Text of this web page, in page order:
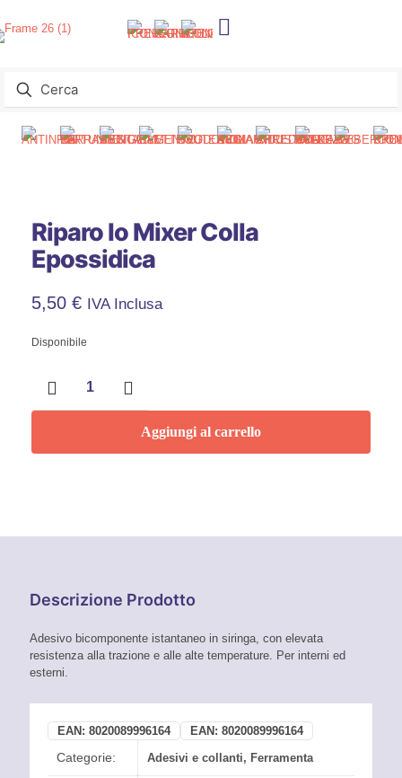
Riparo Io Mixer Colla
Epossidica
5,50 € IVA Inclusa
Disponibile
Mixer
quantità
Aggiungi al carrello
Descrizione Prodotto
Adesivo bicomponente istantaneo in siringa, con elevata
resistenza alla trazione e alle alte temperature. Per interni ed
esterni.
EAN: 8020089996164 EAN: 8020089996164
Categorie: Adesivi e collanti, Ferramenta